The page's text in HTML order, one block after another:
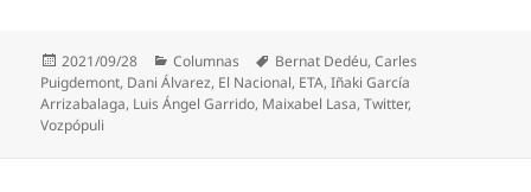
Publicado
el
2021/09/28 Categorías
Columnas Etiquetas
Bernat Dedéu,Carles
Puigdemont, Dani Álvarez, El Nacional, ETA,Iñaki García
Arrizabalaga, Luis Ángel Garrido, Maixabel Lasa,Twitter,
Vozpópuli